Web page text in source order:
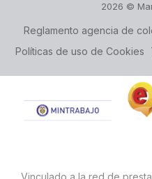
2026 ©
Reglamento agencia de
Políticas de uso de Cookies
Vinculado a la red de